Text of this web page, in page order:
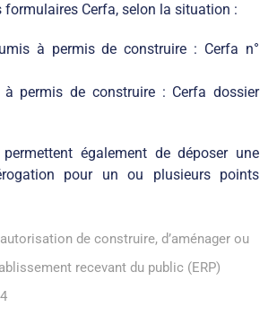
formulaires Cerfa, selon la situation :
à permis de construire : Cerfa n°
permis de construire : Cerfa dossier
également de déposer une
pour un ou plusieurs points
de construire, d’aménager ou
recevant du public (ERP)